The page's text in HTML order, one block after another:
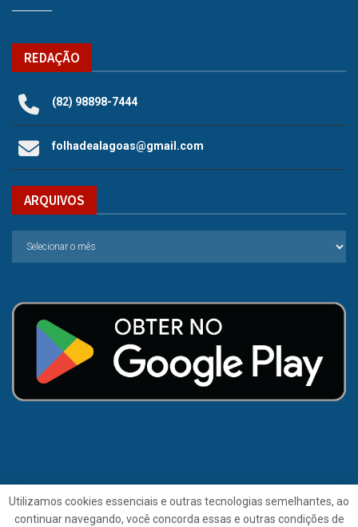
REDAÇÃO
(82) 98898-7444
folhadealagoas@gmail.com
ARQUIVOS
Utilizamos cookies essenciais e outras tecnologias semelhantes, ao
continuar navegando, você concorda essas e outras condições de